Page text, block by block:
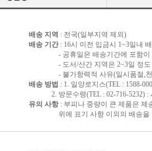
배송 지역 : 전국(일부지역 제외)
배송 기간 : 16시 이전 입금시 1~3일내
- 공휴일은 배송기간에 포함이
- 도서/산간 지역은 2~3일 정도
- 불가항력적 사유(일시품절,천재
배송 방법 : 1. 일양로지스(TEL : 1588-
2. 방문수령(TEL : 02-716-5232) :
유의 사항: 부피나 중량이 큰 제품은 제
위에 표기 사항 이외의 배송을 원